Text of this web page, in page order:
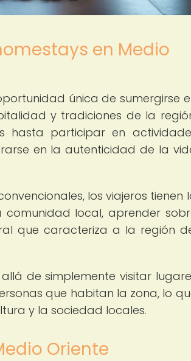
en Medio
única de sumergirse
y tradiciones de la
hasta participar en
en la autenticidad de la
los viajeros tienen
comunidad local, aprender
que caracteriza a la región
de simplemente visitar
que habitan la zona, lo
y la sociedad locales.
Oriente